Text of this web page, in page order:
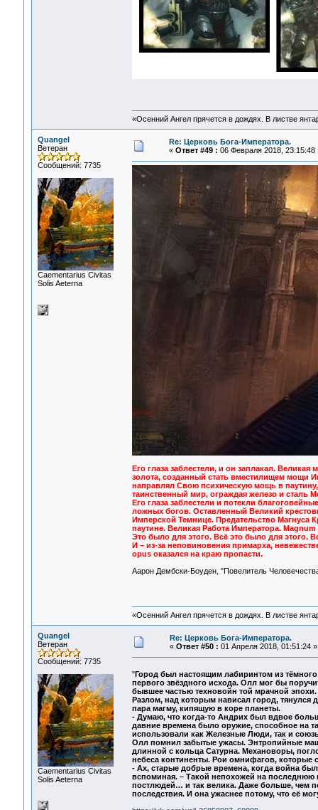
«Осенний Ангел прячется в дождях. В листве
Quangel
Ветеран
Сообщений: 7735
Сaementarius Civitas
Solis Aeterna
Re: Церковь Бога-Императора.
« Ответ #49 : 06 Февраля 2018, 23:15:48
Его глаза заблестели, и он заплакал.
золота, созданный стать вместилищем мощи
направлял Свою психическую мощь в
таинственный мир, ограждая железо и сталь
Его глаза заблестели и потекли
ложных богов. Оставленный Великий
Имперской Темнице. Предательство Магнуса
паутине. Великая Работа Императора.
Это было для этого. Всё это было для этого.
И – из-за неповиновения примарха,
opus оказался на краю пропасти.
Аарон Дембски-Боуден, "Повелитель
«Осенний Ангел прячется в дождях. В листве
Quangel
Ветеран
Сообщений: 7735
Сaementarius Civitas
Solis Aeterna
Re: Церковь Бога-Императора.
« Ответ #50 : 01 Апреля 2018, 01:51:24 »
"Город был настоящим лабиринтом из
первого звёздного исхода. Олл мог бы
бывшее частью техновойн той мрачной
Разлом, над которым нависал город, тянулся
пара магму, кипящую в коре планеты.
- Думаю, что когда-то Андрих был вдвое
давние времена было оружие, способное на
использовали как Железные Люди, так и
Олл помнил забытые ужасы. Энтропийные
длинной с кольца Сатурна. Механоворы,
небеса континенты. Рои омнифагов, которые
- Ах, старые добрые времена, когда война
вспоминая. – Такой непохожей на последнюю
постлюдей… и так велика. Даже больше, чем
последствия. И она ужаснее потому, что её